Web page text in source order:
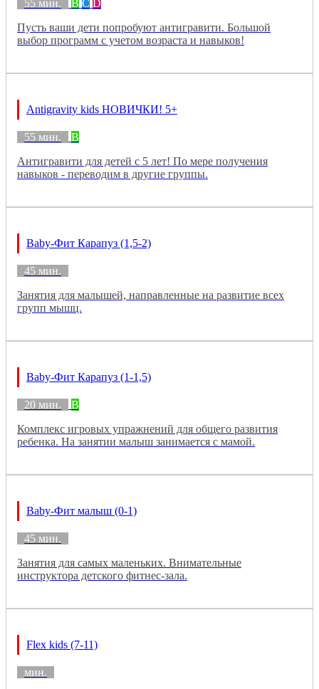
55 мин. B C D
Пусть ваши дети попробуют антигравити. Большой
выбор программ с учетом возраста и навыков!
Antigravity kids НОВИЧКИ! 5+
55 мин.
B
Антигравити для детей с 5 лет! По мере получения
навыков - переводим в другие группы.
Baby-Фит Карапуз (1,5-2)
45 мин.
Занятия для малышей, направленные на развитие всех
групп мышц.
Baby-Фит Карапуз (1-1,5)
20 мин.
B
Комплекс игровых упражнений для общего развития
ребенка. На занятии малыш занимается с мамой.
Baby-Фит малыш (0-1)
45 мин.
Занятия для самых маленьких. Внимательные
инструктора детского фитнес-зала.
Flex kids (7-11)
мин.